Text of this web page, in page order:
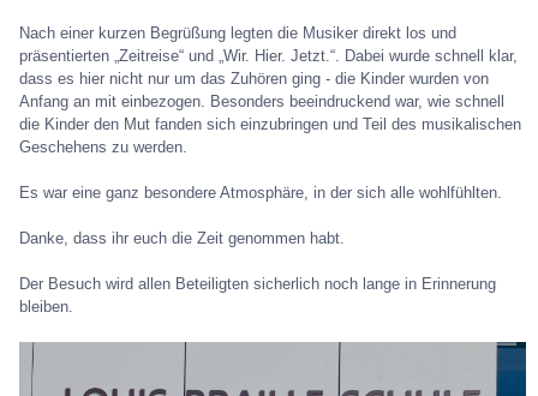
Nach einer kurzen Begrüßung legten die Musiker direkt los und
präsentierten „Zeitreise“ und „Wir. Hier. Jetzt.“. Dabei wurde schnell klar,
dass es hier nicht nur um das Zuhören ging - die Kinder wurden von
Anfang an mit einbezogen. Besonders beeindruckend war, wie schnell
die Kinder den Mut fanden sich einzubringen und Teil des musikalischen
Geschehens zu werden.
Es war eine ganz besondere Atmosphäre, in der sich alle wohlfühlten.
Danke, dass ihr euch die Zeit genommen habt.
Der Besuch wird allen Beteiligten sicherlich noch lange in Erinnerung
bleiben.